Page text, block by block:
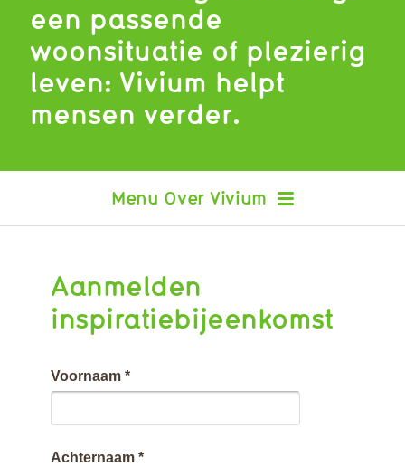
een passende
woonsituatie of plezierig
leven: Vivium helpt
mensen verder.
Over Vivium
Aanmelden
inspiratiebijeenkomst
Voornaam
Achternaam